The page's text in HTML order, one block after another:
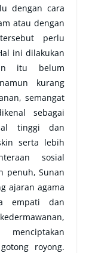
dengan cara
atau dengan
perlu
ini dilakukan
itu belum
kurang
semangat
sebagai
tinggi dan
serta lebih
sosial
penuh, Sunan
ajaran agama
empati dan
menciptakan
royong.